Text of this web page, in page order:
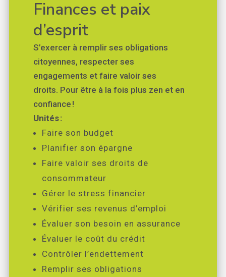
Finances et paix
d’esprit
S’exercer à remplir ses obligations
citoyennes, respecter ses
engagements et faire valoir ses
droits. Pour être à la fois plus zen et en
confiance !
Unités :
Faire son budget
Planifier son épargne
Faire valoir ses droits de
consommateur
Gérer le stress financier
Vérifier ses revenus d’emploi
Évaluer son besoin en assurance
Évaluer le coût du crédit
Contrôler l’endettement
Remplir ses obligations